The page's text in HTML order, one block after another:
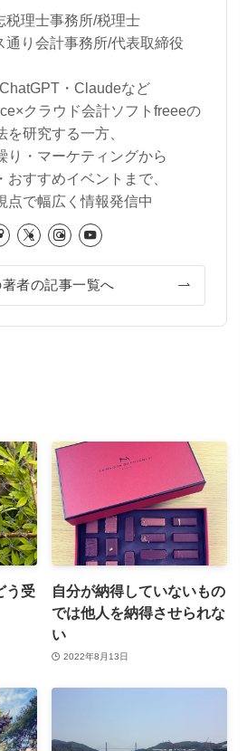
税理士事務所/税理士
通り会計事務所/代表取締役
・Claudeなど
クラウド会計ソフトfreeeの
を研究する一方、
り・マーケティングから
おすすめイベントまで、
点で幅広く情報発信中
著者の記事一覧へ
う受
自分が納得していないもの
では他人を納得させられな
い
2022年8月13日